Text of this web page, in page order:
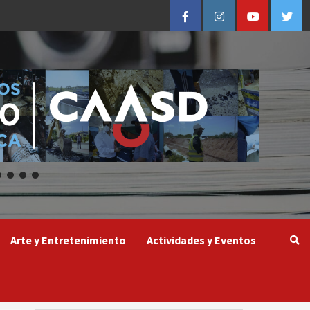
FacebookInstagramYoutube
Arte y Entretenimiento Actividades y Eventos